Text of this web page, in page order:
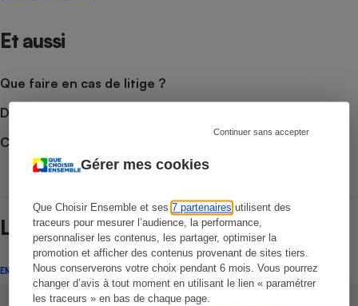
Gérer mes cookies
Que Choisir Ensemble et ses7 partenaires utilisent des
traceurs pour mesurer l’audience, la performance,
personnaliser les contenus, les partager, optimiser la
promotion et afficher des contenus provenant de sites tiers.
Nous conserverons votre choix pendant 6 mois. Vous pourrez
changer d’avis à tout moment en utilisant le lien « paramétrer
les traceurs » en bas de chaque page.
Continuer sans accepter
Et aussi
Que faire en cas de litige ?
Découvrir le forum
Consulter nos Conseils
Lire aussi
ENQUÊTE